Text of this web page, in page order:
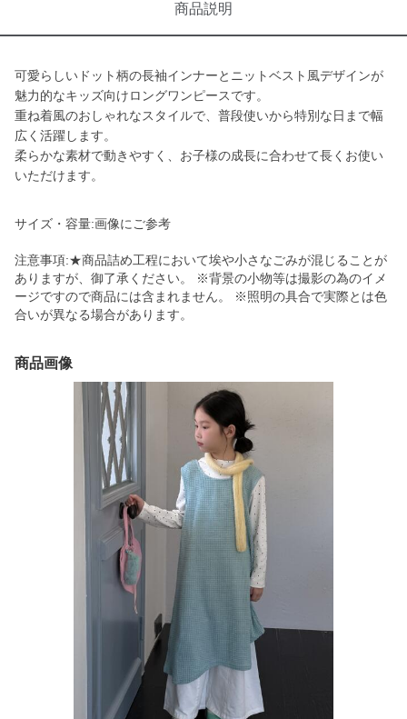
商品説明
可愛らしいドット柄の長袖インナーとニットベスト風デザインが
魅力的なキッズ向けロングワンピースです。
重ね着風のおしゃれなスタイルで、普段使いから特別な日まで幅
広く活躍します。
柔らかな素材で動きやすく、お子様の成長に合わせて長くお使い
いただけます。
サイズ・容量:画像にご参考
注意事項:★商品詰め工程において埃や小さなごみが混じることが
ありますが、御了承ください。 ※背景の小物等は撮影の為のイメ
ージですので商品には含まれません。 ※照明の具合で実際とは色
合いが異なる場合があります。
商品画像